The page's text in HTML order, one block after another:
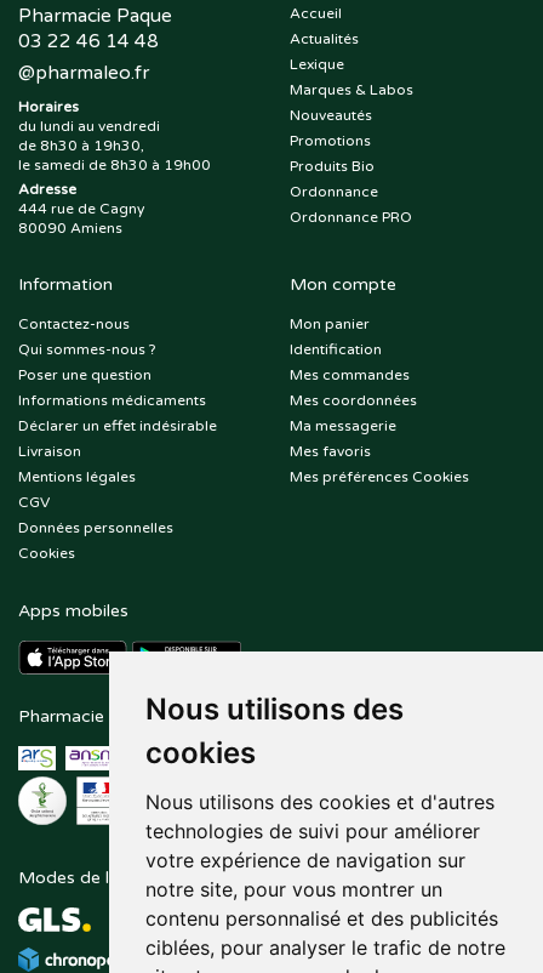
Nous utilisons des
cookies
Nous utilisons des cookies et d'autres
technologies de suivi pour améliorer
votre expérience de navigation sur
notre site, pour vous montrer un
contenu personnalisé et des publicités
ciblées, pour analyser le trafic de notre
Pharmacie Paque
03 22 46 14 48
@pharmaleo.fr
Horaires
du lundi au vendredi
de 8h30 à 19h30,
le samedi de 8h30 à 19h00
Adresse
444 rue de Cagny
80090 Amiens
Accueil
Actualités
Lexique
Marques & Labos
Nouveautés
Promotions
Produits Bio
Ordonnance
Ordonnance PRO
Information
Contactez-nous
Qui sommes-nous ?
Poser une question
Informations médicaments
Déclarer un effet indésirable
Livraison
Mentions légales
CGV
Données personnelles
Cookies
Mon compte
Mon panier
Identification
Mes commandes
Mes coordonnées
Ma messagerie
Mes favoris
Mes préférences Cookies
Apps mobiles
Pharmacie en ligne agréée Paiement sécurisé
Modes de livraison Suivez-nous sur